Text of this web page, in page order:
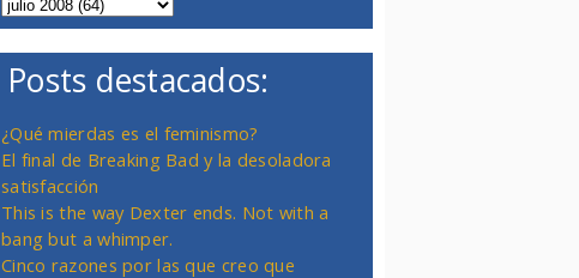
Posts destacados:
¿Qué mierdas es el feminismo?
El final de Breaking Bad y la desoladora
satisfacción
This is the way Dexter ends. Not with a
bang but a whimper.
Cinco razones por las que creo que